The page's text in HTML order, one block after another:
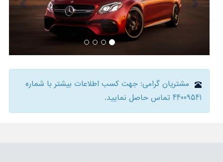
خدمات‌مجازی
مشتریان گرامی: جهت کسب اطلاعات بیشتر با شماره
44009541 تماس حاصل نمایید.